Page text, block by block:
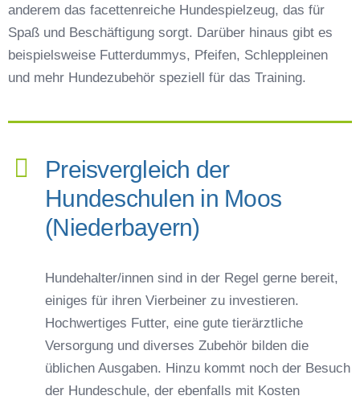
anderem das facettenreiche Hundespielzeug, das für
Spaß und Beschäftigung sorgt. Darüber hinaus gibt es
beispielsweise Futterdummys, Pfeifen, Schleppleinen
und mehr Hundezubehör speziell für das Training.
Preisvergleich der
Hundeschulen in Moos
(Niederbayern)
Hundehalter/innen sind in der Regel gerne bereit,
einiges für ihren Vierbeiner zu investieren.
Hochwertiges Futter, eine gute tierärztliche
Versorgung und diverses Zubehör bilden die
üblichen Ausgaben. Hinzu kommt noch der Besuch
der Hundeschule, der ebenfalls mit Kosten